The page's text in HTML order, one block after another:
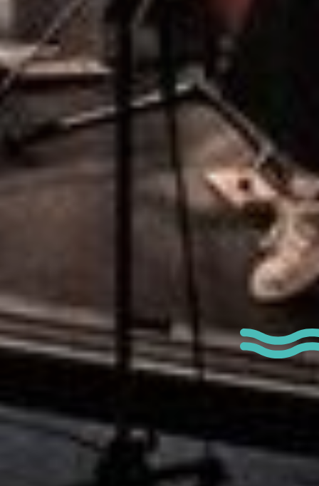
Dates
Communes
Type de
Marché / Foire /
Exposition
Sport & loisirs
Musique /
Ateliers
Visites guidées
Fête Nationale